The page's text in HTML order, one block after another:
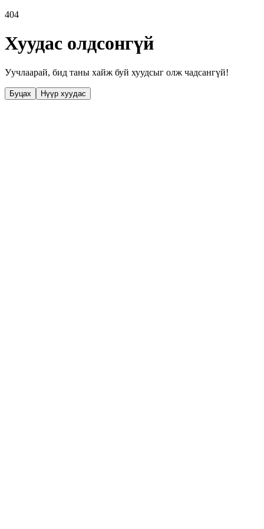
404
Хуудас олдсонгүй
Уучлаарай, бид таны хайж буй хуудсыг олж чадсангүй!
Буцах Нүүр хуудас